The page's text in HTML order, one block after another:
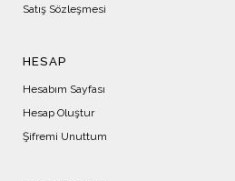
Satış Sözleşmesi
HESAP
Hesabım Sayfası
Hesap Oluştur
Şifremi Unuttum